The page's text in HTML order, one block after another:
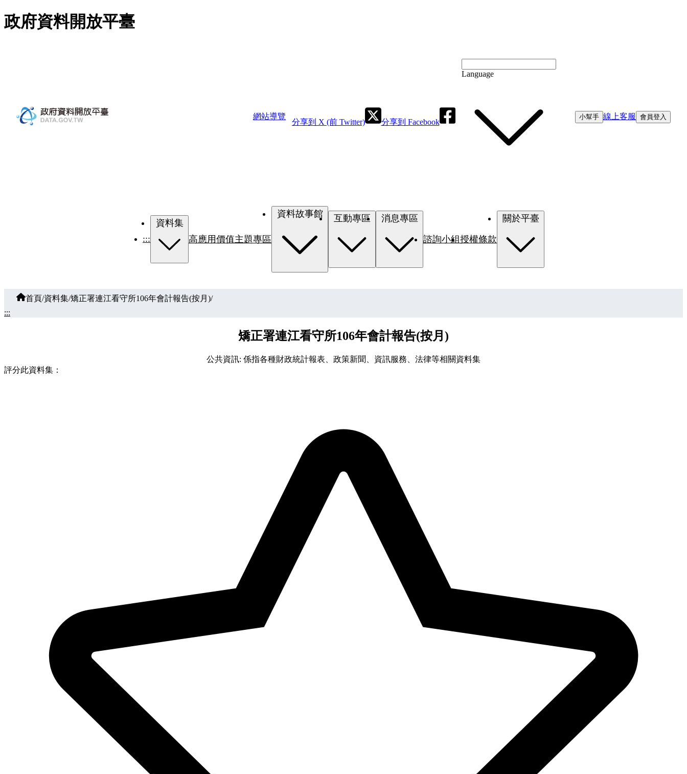
跳至主要內容
政府資料開放平臺
網站導覽
分享到 X (前 Twitter) 分享到 Facebook
Language
小幫手 線上客服 會員登入
:::
資料集
高應用價值主題專區
資料故事館
諮詢小組授權條款
首頁/資料集/矯正署連江看守所106年會計報告(按月)/
:::
矯正署連江看守所106年會計報告(按月)
公共資訊: 係指各種財政統計報表、政策新聞、資訊服務、法律等相關資料集
評分此資料集：